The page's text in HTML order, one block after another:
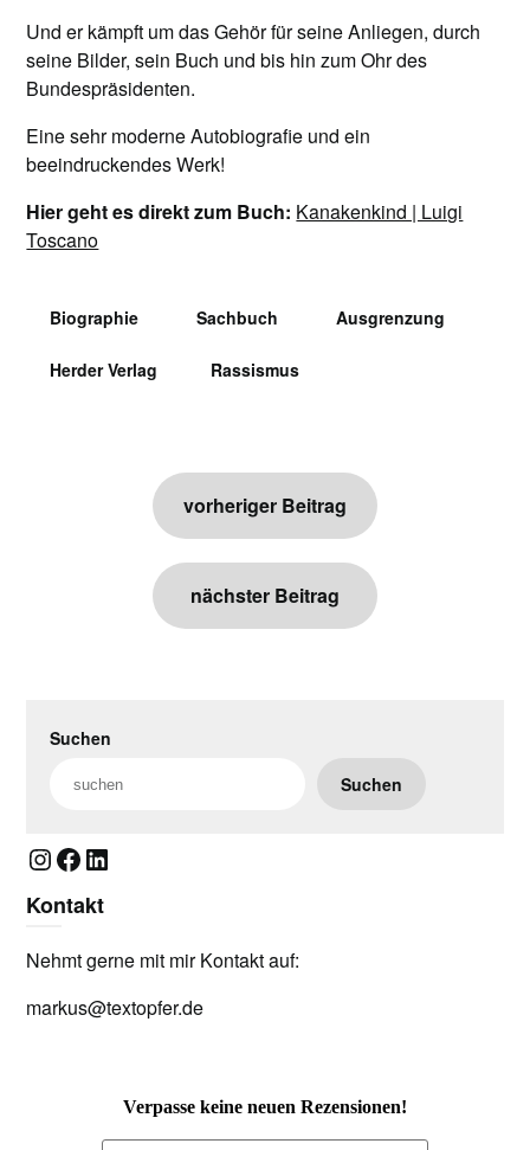
Und er kämpft um das Gehör für seine Anliegen, durch
seine Bilder, sein Buch und bis hin zum Ohr des
Bundespräsidenten.
Eine sehr moderne Autobiografie und ein
beeindruckendes Werk!
Hier geht es direkt zum Buch: Kanakenkind | Luigi
Toscano
Biographie Sachbuch Ausgrenzung
Herder Verlag Rassismus
Beitragsnavigation
vorheriger Beitrag
nächster Beitrag
Suchen
Suchen
Instagram
Facebook
LinkedIn
Kontakt
Nehmt gerne mit mir Kontakt auf:
markus@textopfer.de
Verpasse keine neuen Rezensionen!